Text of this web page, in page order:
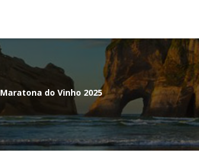
Maratona do Vinho 2025